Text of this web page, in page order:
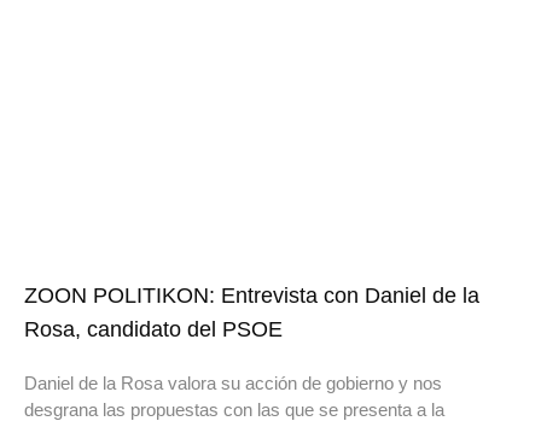
ZOON POLITIKON: Entrevista con Daniel de la
Rosa, candidato del PSOE
Daniel de la Rosa valora su acción de gobierno y nos
desgrana las propuestas con las que se presenta a la